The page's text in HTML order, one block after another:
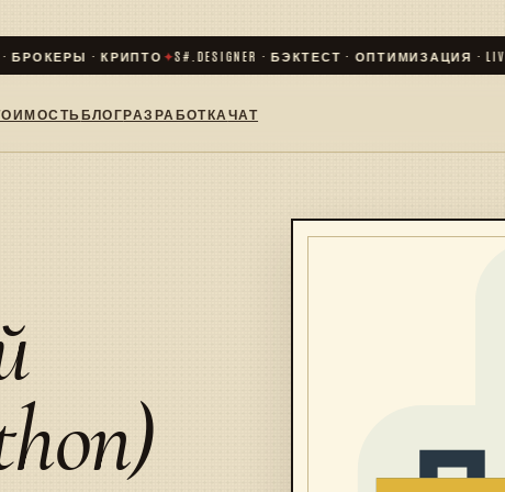
· КРИПТО✦S#.DESIGNER · БЭКТЕСТ · ОПТИМИЗАЦИЯ · LIVE✦
БЛОГРАЗРАБОТКАЧАТ